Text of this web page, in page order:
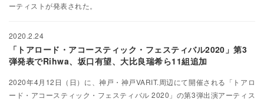
ーティストが発表された。
2020.2.24
「トアロード・アコースティック・フェスティバル2020」第3
弾発表でRihwa、坂口有望、大比良瑞希ら11組追加
2020年4月12日（日）に、神戸・神戸VARIT.周辺にて開催される「トアロ
ード・アコースティック・フェスティバル 2020」の第3弾出演アーティス